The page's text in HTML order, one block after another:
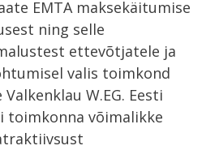
EMTA maksekäitumise
ning selle
ettevõtjatele ja
valis toimkond
W.EG. Eesti
toimkonna võimalikke